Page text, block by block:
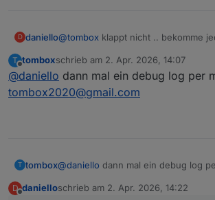
D daniello@tombox klappt nicht .. bekomme
erkannt .. trotzdem nur Nullen.
T
Offline
tomboxschrieb am 2. Apr. 2026, 14:07
zuletzt editiert von
@daniello dann mal ein debug log per
tombox2020@gmail.com
T tombox@daniello dann mal ein debug log
D danielloschrieb am 2. Apr. 2026, 14:22
zuletzt editiert von